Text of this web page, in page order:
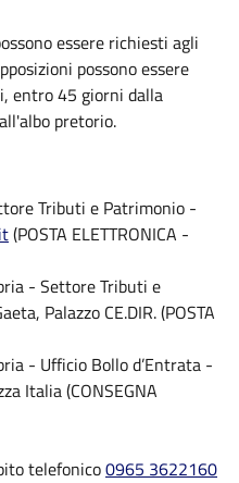
essere richiesti agli
possono essere
entro 45 giorni dalla
pretorio.
Tributi e Patrimonio -
(POSTA ELETTRONICA -
- Settore Tributi e
Palazzo CE.DIR. (POSTA
- Ufficio Bollo d’Entrata -
Italia (CONSEGNA
telefonico0965 3622160